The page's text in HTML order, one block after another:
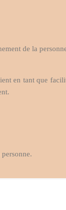
de la
en tant que